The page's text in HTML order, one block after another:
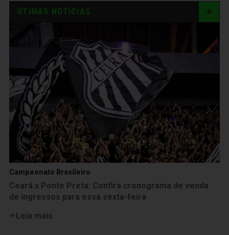
ÚTIMAS NOTÍCIAS
Campeonato Brasileiro
Ceará x Ponte Preta: Confira cronograma de venda
de ingressos para essa sexta-feira
Leia mais